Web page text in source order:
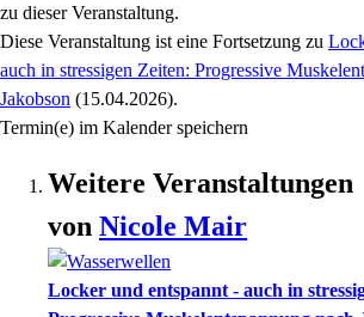
zu dieser Veranstaltung.
Diese Veranstaltung ist eine Fortsetzung zu
auch in stressigen Zeiten: Progressive
Jakobson (15.04.2026).
Termin(e) im Kalender speichern
Weitere Veranstaltungen
von Nicole Mair
Locker und entspannt - auch in